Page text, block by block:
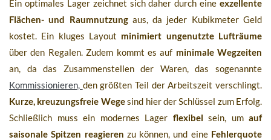
Ein optimales Lager zeichnet sich daher durch eine exzellente
Flächen- und Raumnutzungaus, da jeder Kubikmeter Geld
kostet. Ein kluges Layout minimiert ungenutzte Lufträume
über den Regalen. Zudem kommt es auf minimale Wegzeiten
an, da das Zusammenstellen der Waren, das sogenannte
Kommissionieren, den größten Teil der Arbeitszeit verschlingt.
Kurze, kreuzungsfreie Wegesind hier der Schlüssel zum Erfolg.
Schließlich muss ein modernes Lager flexibel sein, um auf
saisonale Spitzen reagieren zu können, und eine Fehlerquote